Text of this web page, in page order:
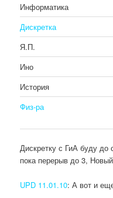
Информатика
Дискретка
Я.П.
Ино
История
Физ-ра
Дискретку с ГиА буду
пока перерыв до 3,
UPD 11.01.10: А вот и